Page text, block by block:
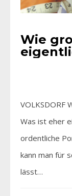
Wie
VOLKSDORF
Was ist eher
ordentliche
kann man für
lässt…